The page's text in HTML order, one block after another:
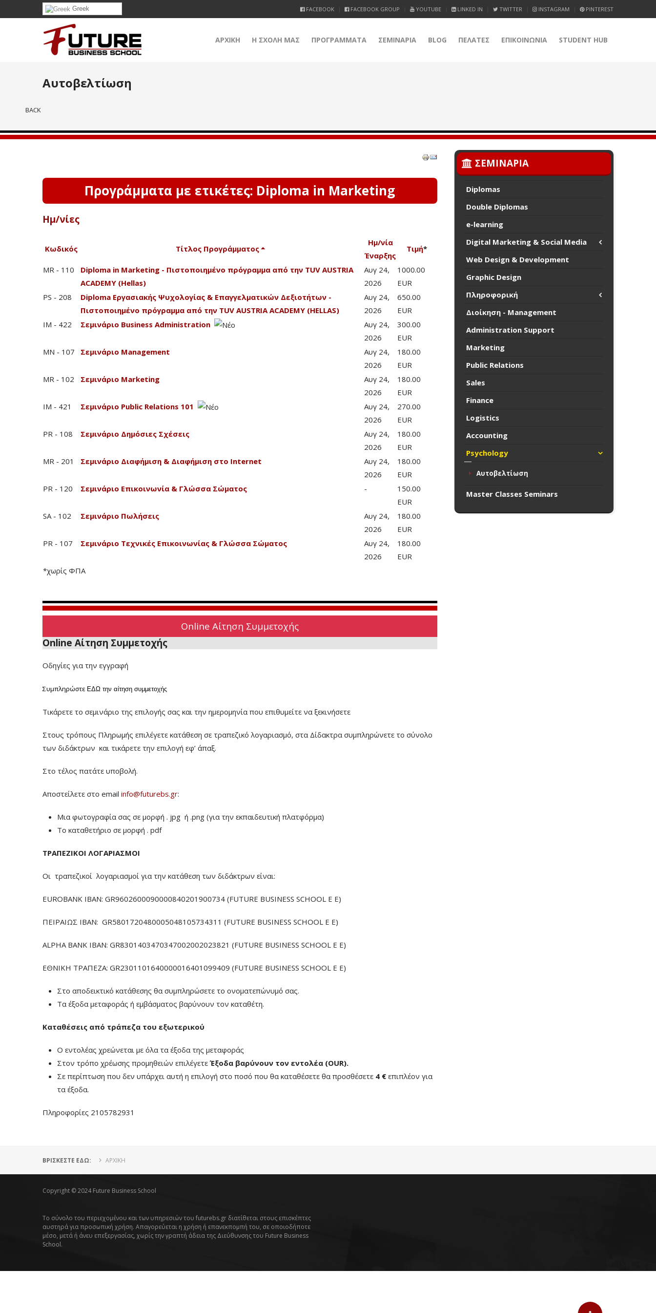
Greek FACEBOOK FACEBOOK GROUP YOUTUBE LINKED IN TWITTER INSTAGRAM PINTEREST
ΑΡΧΙΚΗ Η ΣΧΟΛΗ ΜΑΣ ΠΡΟΓΡΑΜΜΑΤΑ ΣΕΜΙΝΑΡΙΑ BLOG ΠΕΛΑΤΕΣ ΕΠΙΚΟΙΝΩΝΙΑ STUDENT HUB
Αυτοβελτίωση
BACK
Προγράμματα με ετικέτες: Diploma in Marketing
Ημ/νίες
Κωδικός Τίτλος Προγράμματος
Ημ/νία
Έναρξης
Τιμή*
MR - 110
Diploma in Marketing - Πιστοποιημένο πρόγραμμα από την TUV AUSTRIA
ACADEMY (Hellas)
Αυγ 24,
2026
1000.00
EUR
PS - 208
Diploma Εργασιακής Ψυχολογίας & Επαγγελματικών Δεξιοτήτων -
Πιστοποιημένο πρόγραμμα από την TUV AUSTRIA ACADEMY (HELLAS)
Αυγ 24,
2026
650.00
EUR
IM - 422
Σεμινάριο Business Administration
Αυγ 24,
2026
300.00
EUR
MN - 107
Σεμινάριο Management
Αυγ 24,
2026
180.00
EUR
MR - 102
Σεμινάριο Marketing
Αυγ 24,
2026
180.00
EUR
IM - 421
Σεμινάριο Public Relations 101
Αυγ 24,
2026
270.00
EUR
PR - 108
Σεμινάριο Δημόσιες Σχέσεις
Αυγ 24,
2026
180.00
EUR
MR - 201
Σεμινάριο Διαφήμιση & Διαφήμιση στο Internet
Αυγ 24,
2026
180.00
EUR
PR - 120
Σεμινάριο Επικοινωνία & Γλώσσα Σώματος -
150.00
EUR
SA - 102
Σεμινάριο Πωλήσεις
Αυγ 24,
2026
180.00
EUR
PR - 107
Σεμινάριο Τεχνικές Επικοινωνίας & Γλώσσα Σώματος
Αυγ 24,
2026
180.00
EUR
*χωρίς ΦΠΑ
Online Αίτηση Συμμετοχής
Online Αίτηση Συμμετοχής
Οδηγίες για την εγγραφή
Συμπληρώστε ΕΔΩ την αίτηση συμμετοχής
Τικάρετε το σεμινάριο της επιλογής σας και την ημερομηνία που επιθυμείτε να ξεκινήσετε
Στους τρόπους Πληρωμής επιλέγετε κατάθεση σε τραπεζικό λογαριασμό, στα Δίδακτρα συμπληρώνετε το σύνολο
των διδάκτρων και τικάρετε την επιλογή εφ’ άπαξ.
Στο τέλος πατάτε υποβολή.
Αποστείλετε στο email info@futurebs.gr:
Μια φωτογραφία σας σε μορφή . jpg ή .png (για την εκπαιδευτική πλατφόρμα)
To καταθετήριο σε μορφή . pdf
ΤΡΑΠΕΖΙΚΟΙ ΛΟΓΑΡΙΑΣΜΟΙ
Οι τραπεζικοί λογαριασμοί για την κατάθεση των διδάκτρων είναι:
EUROBANK IBAN: GR9602600090000840201900734 (FUTURE BUSINESS SCHOOL E E)
ΠΕΙΡΑΙΩΣ ΙΒΑΝ: GR5801720480005048105734311 (FUTURE BUSINESS SCHOOL E E)
ALPHA BANK IBAN: GR8301403470347002002023821 (FUTURE BUSINESS SCHOOL E E)
ΕΘΝΙΚΗ ΤΡΑΠΕΖΑ: GR2301101640000016401099409 (FUTURE BUSINESS SCHOOL E E)
Στο αποδεικτικό κατάθεσης θα συμπληρώσετε το ονοματεπώνυμό σας.
Τα έξοδα μεταφοράς ή εμβάσματος βαρύνουν τον καταθέτη.
Καταθέσεις από τράπεζα του εξωτερικού
Ο εντολέας χρεώνεται με όλα τα έξοδα της μεταφοράς
Στον τρόπο χρέωσης προμηθειών επιλέγετε Έξοδα βαρύνουν τον εντολέα (ΟUR).
Σε περίπτωση που δεν υπάρχει αυτή η επιλογή στο ποσό που θα καταθέσετε θα προσθέσετε 4 € επιπλέον για
τα έξοδα.
Πληροφορίες 2105782931
ΣΕΜΙΝΑΡΙΑ
Diplomas
Double Diplomas
e-learning
Digital Marketing & Social Media
Web Design & Development
Graphic Design
Πληροφορική
Διοίκηση - Management
Administration Support
Marketing
Public Relations
Sales
Finance
Logistics
Accounting
Psychology
Αυτοβελτίωση
Master Classes Seminars
ΒΡΊΣΚΕΣΤΕ ΕΔΏ: ΑΡΧΙΚΗ
Copyright © 2024 Future Business School
Το σύνολο του περιεχομένου και των υπηρεσιών του futurebs.gr διατίθεται στους επισκέπτες
αυστηρά για προσωπική χρήση. Απαγορεύεται η χρήση ή επανεκπομπή του, σε οποιοδήποτε
μέσο, μετά ή άνευ επεξεργασίας, χωρίς την γραπτή άδεια της Διεύθυνσης του Future Business
School.